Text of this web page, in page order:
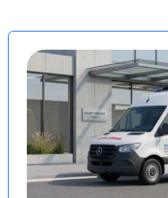
Ducato